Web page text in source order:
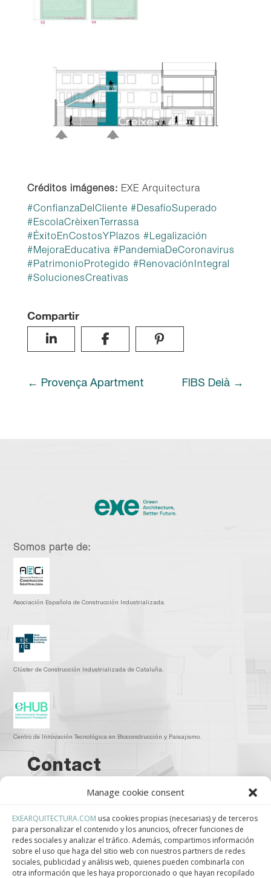
Manage cookie consent
EXEARQUITECTURA.COM usa cookies propias (necesarias) y de terceros
para personalizar el contenido y los anuncios, ofrecer funciones de
redes sociales y analizar el tráfico. Además, compartimos información
sobre el uso que haga del sitio web con nuestros partners de redes
sociales, publicidad y análisis web, quienes pueden combinarla con
otra información que les haya proporcionado o que hayan recopilado
Créditos imágenes: EXE Arquitectura
#ConfianzaDelCliente #DesafíoSuperado
#EscolaCrèixenTerrassa
#ÉxitoEnCostosYPlazos #Legalización
#MejoraEducativa#PandemiaDeCoronavirus
#PatrimonioProtegido #RenovaciónIntegral
#SolucionesCreativas
Compartir
FIBS Deià
Provença Apartment
Somos parte de:
Asociación Española de Construcción Industrializada.
Clúster de Construcción Industrializada de Cataluña.
Centro de Innovación Tecnológica en Bioconstrucción y Paisajismo.
Contact
Teléfono
+34 932 008 035
Correo electrónico
adm@exearquitectura.com